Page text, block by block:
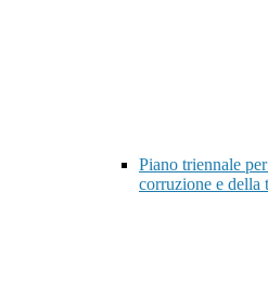
Piano triennale
corruzione e della